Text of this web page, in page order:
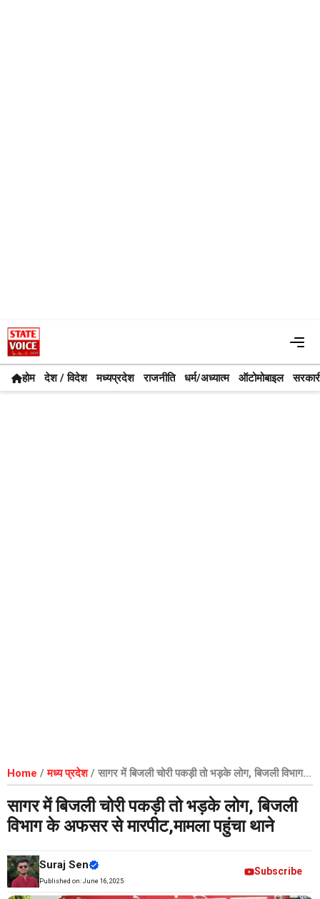
Skip
to
content
होम देश / विदेश मध्यप्रदेश राजनीति धर्म/अध्यात्म ऑटोमोबाइल
Home /मध्य प्रदेश/ सागर में बिजली चोरी पकड़ी तो भड़के लोग, बिजली विभाग
के अफसर से मारपीट,मामला पहुंचा थाने
सागर में बिजली चोरी पकड़ी तो भड़के लोग, बिजली
विभाग के अफसर से मारपीट,मामला पहुंचा थाने
Suraj Sen
Published on: June 16, 2025
Subscribe